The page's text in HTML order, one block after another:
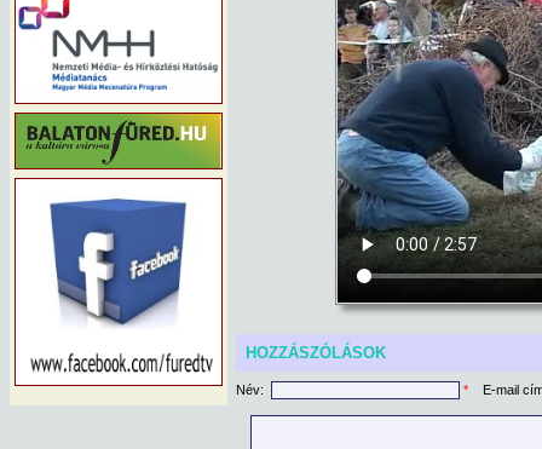
HOZZÁSZÓLÁSOK
Név: * E-mail